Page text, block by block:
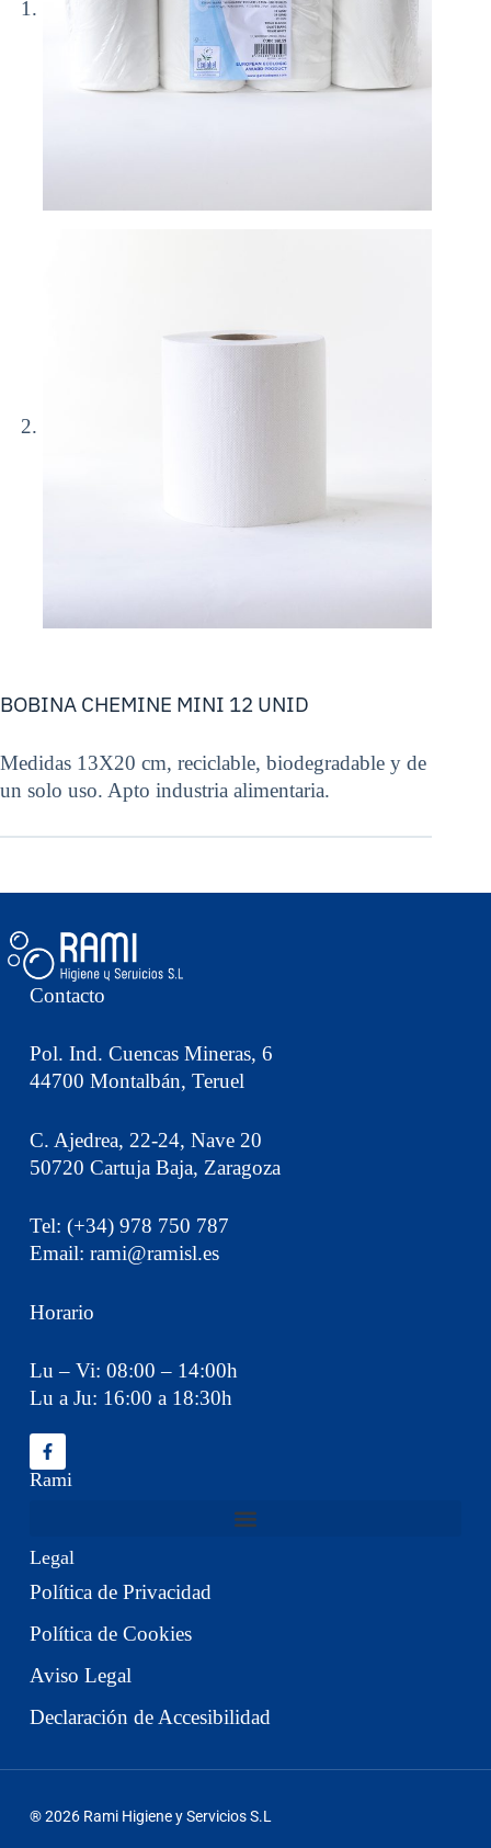
BOBINA CHEMINE MINI 12 UNID
Medidas 13X20 cm, reciclable, biodegradable y de
un solo uso. Apto industria alimentaria.
Contacto
Pol. Ind. Cuencas Mineras, 6
44700 Montalbán, Teruel
C. Ajedrea, 22-24, Nave 20
50720 Cartuja Baja, Zaragoza
Tel: (+34) 978 750 787
Email: rami@ramisl.es
Horario
Lu – Vi: 08:00 – 14:00h
Lu a Ju: 16:00 a 18:30h
Rami
Legal
Política de Privacidad
Política de Cookies
Aviso Legal
Declaración de Accesibilidad
® 2026 Rami Higiene y Servicios S.L